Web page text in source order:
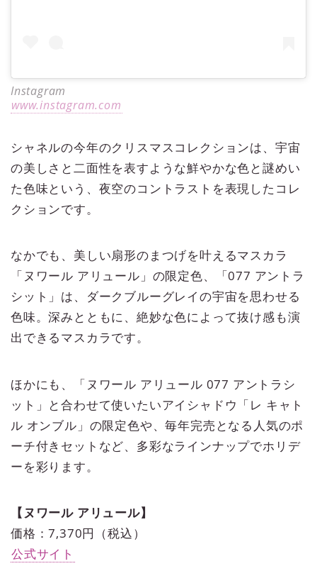
Instagram
www.instagram.com
シャネルの今年のクリスマスコレクションは、宇宙
の美しさと二面性を表すような鮮やかな色と謎めい
た色味という、夜空のコントラストを表現したコレ
クションです。
なかでも、美しい扇形のまつげを叶えるマスカラ
「ヌワール アリュール」の限定色、「077 アントラ
シット」は、ダークブルーグレイの宇宙を思わせる
色味。深みとともに、絶妙な色によって抜け感も演
出できるマスカラです。
ほかにも、「ヌワール アリュール 077 アントラシ
ット」と合わせて使いたいアイシャドウ「レ キャト
ル オンブル」の限定色や、毎年完売となる人気のポ
ーチ付きセットなど、多彩なラインナップでホリデ
ーを彩ります。
【ヌワール アリュール】
価格：7,370円（税込）
公式サイト